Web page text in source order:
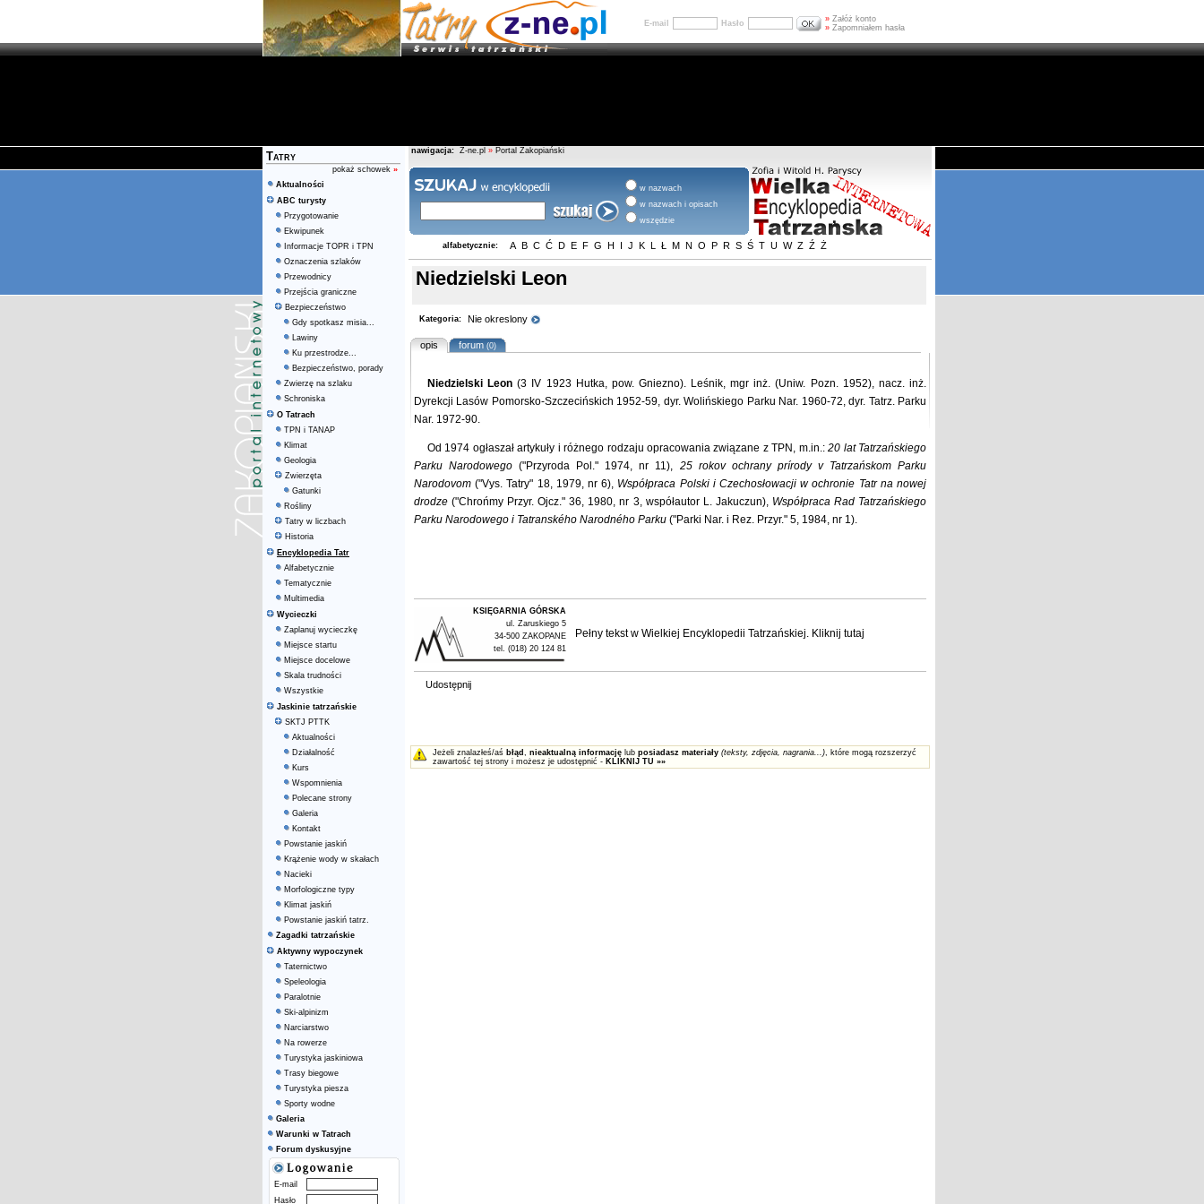
E-mail Hasło » Załóż konto
» Zapomniałem hasła
Tatry
pokaż schowek »
Aktualności
ABC turysty
Przygotowanie
Ekwipunek
Informacje TOPR i TPN
Oznaczenia szlaków
Przewodnicy
Przejścia graniczne
Bezpieczeństwo
Gdy spotkasz misia...
Lawiny
Ku przestrodze...
Bezpieczeństwo, porady
Zwierzę na szlaku
Schroniska
O Tatrach
TPN i TANAP
Klimat
Geologia
Zwierzęta
Gatunki
Rośliny
Tatry w liczbach
Historia
Encyklopedia Tatr
Alfabetycznie
Tematycznie
Multimedia
Wycieczki
Zaplanuj wycieczkę
Miejsce startu
Miejsce docelowe
Skala trudności
Wszystkie
Jaskinie tatrzańskie
SKTJ PTTK
Aktualności
Działalność
Kurs
Wspomnienia
Polecane strony
Galeria
Kontakt
Powstanie jaskiń
Krążenie wody w skałach
Nacieki
Morfologiczne typy
Klimat jaskiń
Powstanie jaskiń tatrz.
Zagadki tatrzańskie
Aktywny wypoczynek
Taternictwo
Speleologia
Paralotnie
Ski-alpinizm
Narciarstwo
Na rowerze
Turystyka jaskiniowa
Trasy biegowe
Turystyka piesza
Sporty wodne
Galeria
Warunki w Tatrach
Forum dyskusyjne
E-mail
Hasło
nawigacja: Z-ne.pl » Portal Zakopiański
w nazwach
w nazwach i opisach
wszędzie
alfabetycznie: A B C Ć D E F G H I J K L Ł M N O P R S Ś T U W Z Ź Ż
Niedzielski Leon
Kategoria: Nie okreslony
opis forum(0)
Niedzielski Leon (3 IV 1923 Hutka, pow. Gniezno). Leśnik, mgr inż. (Uniw. Pozn. 1952), nacz. inż.
Dyrekcji Lasów Pomorsko-Szczecińskich 1952-59, dyr. Wolińskiego Parku Nar. 1960-72, dyr. Tatrz. Parku
Nar. 1972-90.
Od 1974 ogłaszał artykuły i różnego rodzaju opracowania związane z TPN, m.in.:20 lat Tatrzańskiego
Parku Narodowego("Przyroda Pol." 1974, nr 11), 25 rokov ochrany prírody v Tatrzańskom Parku
Narodovom("Vys. Tatry" 18, 1979, nr 6), Współpraca Polski i Czechosłowacji w ochronie Tatr na nowej
drodze("Chrońmy Przyr. Ojcz." 36, 1980, nr 3, współautor L. Jakuczun), Współpraca Rad Tatrzańskiego
Parku Narodowego i Tatranského Narodného Parku ("Parki Nar. i Rez. Przyr." 5, 1984, nr 1).
KSIĘGARNIA GÓRSKA
ul. Zaruskiego 5
34-500 ZAKOPANE
tel. (018) 20 124 81
Pełny tekst w Wielkiej Encyklopedii Tatrzańskiej. Kliknij tutaj
Udostępnij
Jeżeli znalazłeś/aś błąd , nieaktualną informację lub posiadasz materiały (teksty, zdjęcia, nagrania...), które mogą rozszerzyć
zawartość tej strony i możesz je udostępnić - KLIKNIJ TU »»